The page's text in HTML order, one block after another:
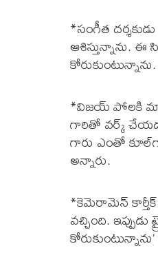
*సంగీత
ఆశిస్తున్నాను.
*విజయ్ పోలకి
గారితో వర్క్
గారు ఎంతో
అన్నారు.
*కెమెరామెన్ కార్తీక్
వచ్చింది.